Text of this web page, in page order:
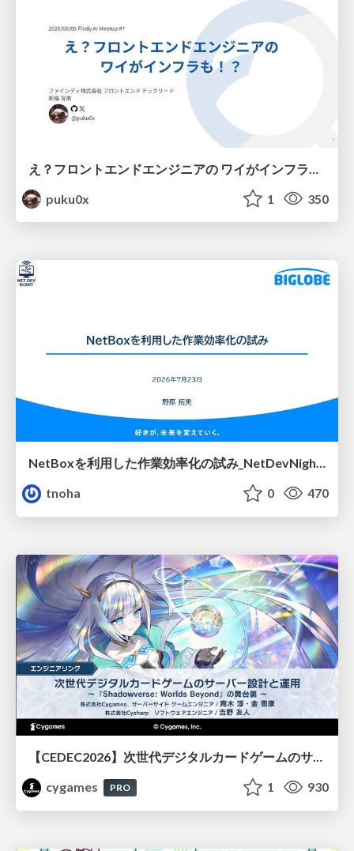
puku0x
1 350
NetBoxを利用した作業効率化の試み_NetDevNight4
tnoha
0 470
【CEDEC2026】次世代デジタルカードゲームのサーバー設計と運用 〜『Shadowverse: Worlds Beyond』の舞台裏～
cygames
PRO 1 930